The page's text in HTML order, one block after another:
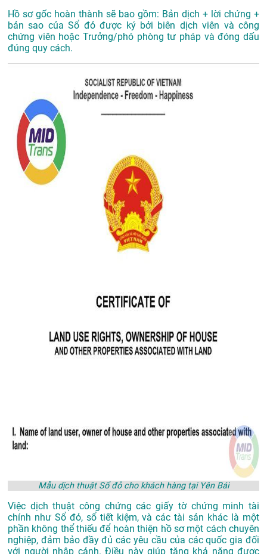
Hồ sơ gốc hoàn thành sẽ bao gồm: Bản dịch + lời chứng +
bản sao của Sổ đỏ được ký bởi biên dịch viên và công
chứng viên hoặc Trưởng/phó phòng tư pháp và đóng dấu
đúng quy cách.
Mẫu dịch thuật Sổ đỏ cho khách hàng tại Yên Bái
Việc dịch thuật công chứng các giấy tờ chứng minh tài
chính như Sổ đỏ, sổ tiết kiệm, và các tài sản khác là một
phần không thể thiếu để hoàn thiện hồ sơ một cách chuyên
nghiệp, đảm bảo đầy đủ các yêu cầu của các quốc gia đối
với người nhập cảnh. Điều này giúp tăng khả năng được